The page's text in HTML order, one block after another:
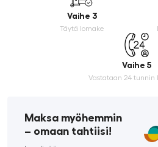
Vaihe 3
Täytä lomake
Vaihe 5
Vastataan 24 tunnin
Maksa myöhemmin
­– omaan tahtiisi!